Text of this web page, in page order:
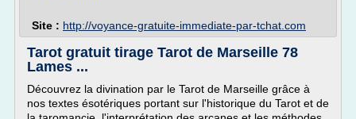
Site : http://voyance-gratuite-immediate-par-tchat.com
Tarot gratuit tirage Tarot de Marseille 78
Lames ...
Découvrez la divination par le Tarot de Marseille grâce à
nos textes ésotériques portant sur l'historique du Tarot et de